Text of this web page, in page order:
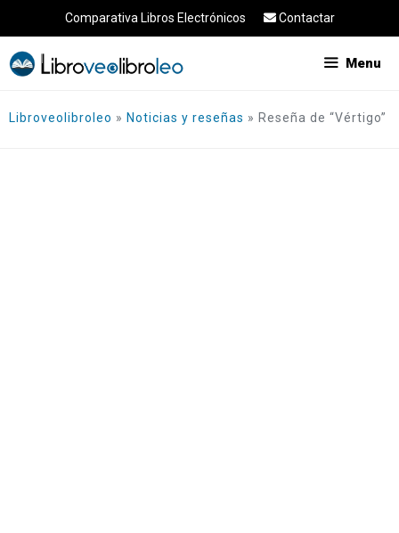
al
contenido
Comparativa Libros Electrónicos Contactar
Menu
Libroveolibroleo » Noticias y reseñas » Reseña de “Vértigo”